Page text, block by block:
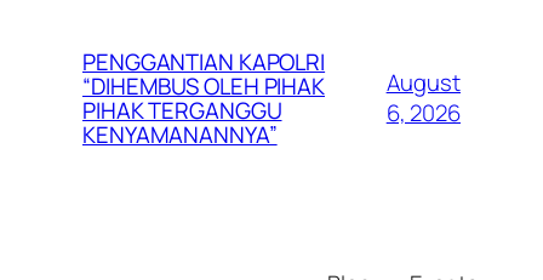
PENGGANTIAN KAPOLRI
“DIHEMBUS OLEH PIHAK
PIHAK TERGANGGU
KENYAMANANNYA”
August
6, 2026